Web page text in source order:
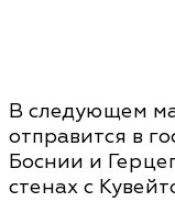
В следующем
отправится в
Боснии и
стенах с